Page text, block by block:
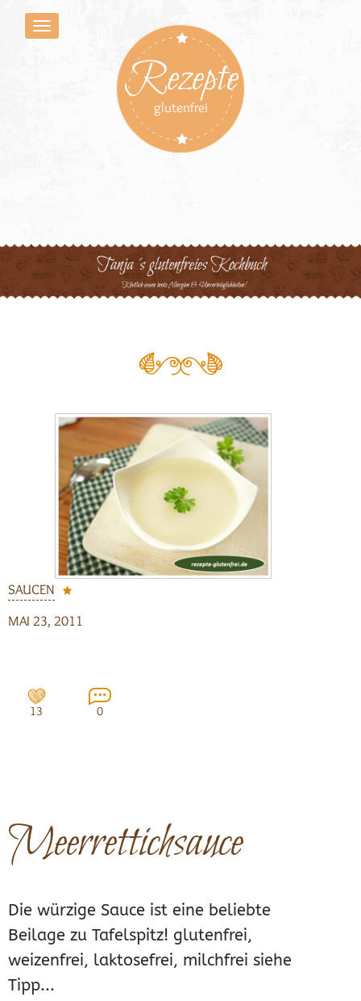
Rezepte
glutenfrei
SAUCEN
MAI 23, 2011
13 0
Meerrettichsauce
Die würzige Sauce ist eine beliebte
Beilage zu Tafelspitz! glutenfrei,
weizenfrei, laktosefrei, milchfrei siehe
Tipp...